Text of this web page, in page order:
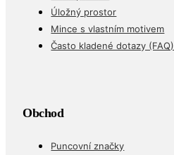
Úložný prostor
Mince s vlastním motivem
Často kladené dotazy (FAQ)
Obchod
Puncovní značky